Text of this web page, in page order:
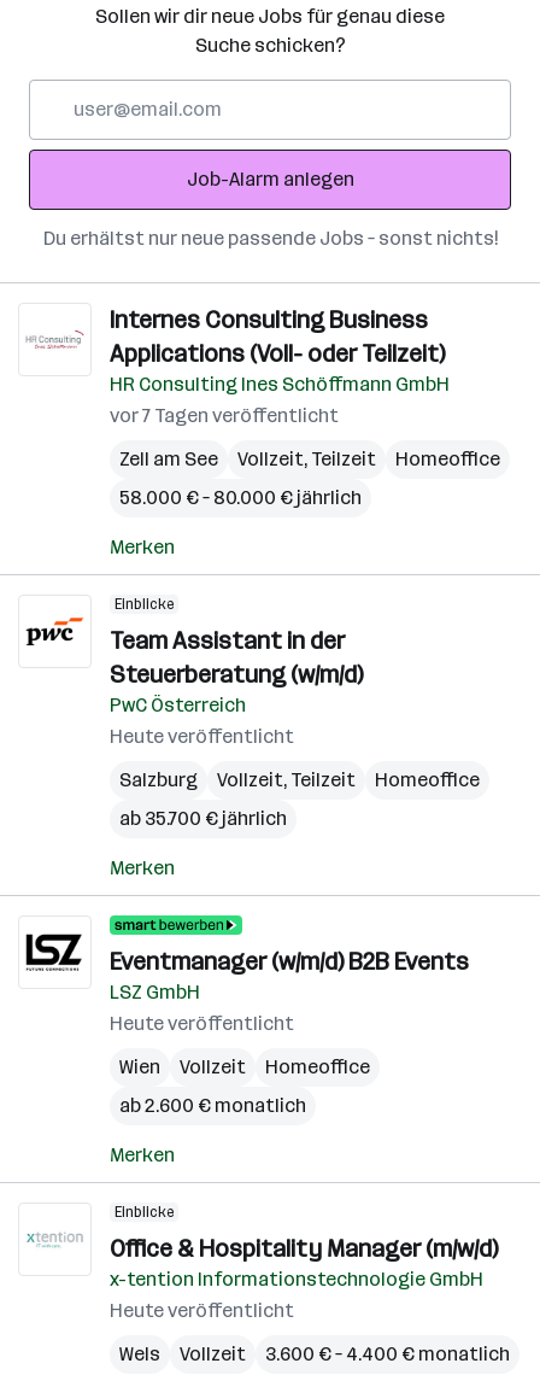
Sollen wir dir neue Jobs für genau diese
Suche schicken?
Adresse
Job-Alarm anlegen
Du erhältst nur neue passende Jobs – sonst nichts!
Internes Consulting Business
Applications (Voll- oder Teilzeit)
HR Consulting Ines Schöffmann GmbH
vor 7 Tagen veröffentlicht
Zell am See
Vollzeit, Teilzeit
Homeoffice
58.000 € – 80.000 € jährlich
Merken
Einblicke
Team Assistant in der
Steuerberatung (w/m/d)
PwC Österreich
Heute veröffentlicht
Salzburg
Vollzeit, Teilzeit
Homeoffice
ab 35.700 € jährlich
Merken
Eventmanager (w/m/d) B2B Events
LSZ GmbH
Heute veröffentlicht
Wien
Vollzeit
Homeoffice
ab 2.600 € monatlich
Merken
Einblicke
Office & Hospitality Manager (m/w/d)
x-tention Informationstechnologie GmbH
Heute veröffentlicht
Wels
Vollzeit 3.600 € – 4.400 € monatlich